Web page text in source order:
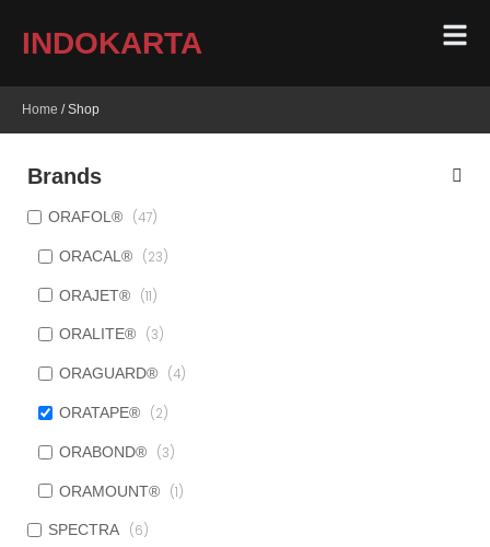
INDOKARTA
Home / Shop
Brands
ORAFOL® (47)
ORACAL® (23)
ORAJET® (11)
ORALITE® (3)
ORAGUARD® (4)
ORATAPE® (2)
ORABOND® (3)
ORAMOUNT® (1)
SPECTRA (6)